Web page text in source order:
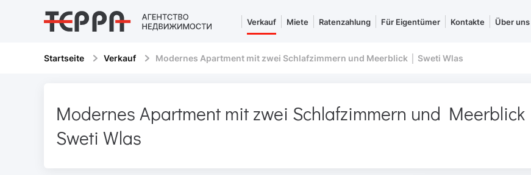
Verkauf Miete Ratenzahlung Für Eigentümer Kontakte Über uns
Startseite Verkauf Modernes Apartment mit zwei Schlafzimmern und Meerblick │ Sweti Wlas
Modernes Apartment mit zwei Schlafzimmern und Meerblick │
Sweti Wlas